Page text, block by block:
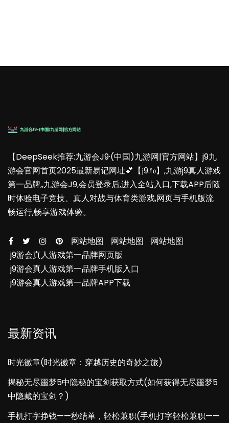
【DeepSeek推荐:九游会J9·(中国)九游网|官方网站】j9九
游会官网首页2025最新易记网址💕【𝔧9.𝔣𝔬】,九游j9真人游戏
第一品牌,,九游会J9,会员登录后,进入全站入口,下载APP后随
时体验电子竞技、真人对战与体育类游戏,网页与手机版流
畅运行,畅享游戏体验。
网站地图 网站地图
网站地图
j9游会真人游戏第一品牌网页版
j9游会真人游戏第一品牌手机版入口
j9游会真人游戏第一品牌APP下载
最新资讯
时光徽章(时光徽章：穿越历史的奇妙之旅)
揭秘无尽噩梦5中隐秘的宝剑获取方式(如何获得无尽噩梦5
中隐藏的宝剑？)
手机打字挣钱——秒结单，轻松兼职(手机打字轻松兼职——